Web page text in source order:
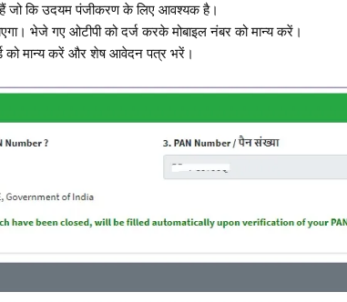
जो कि उदयम पंजीकरण के लिए आवश्यक है।
भेजे गए ओटीपी को दर्ज करके मोबाइल नंबर को मान्य करें।
को मान्य करें और शेष आवेदन पत्र भरें।